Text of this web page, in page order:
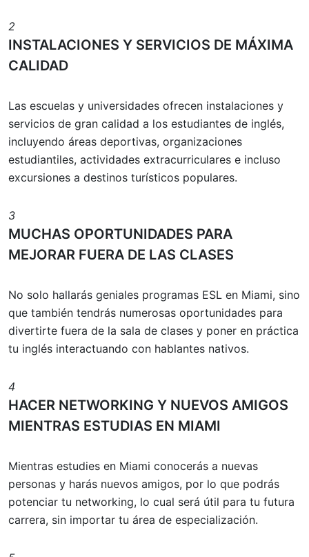
2
INSTALACIONES Y SERVICIOS DE MÁXIMA
CALIDAD
Las escuelas y universidades ofrecen instalaciones y
servicios de gran calidad a los estudiantes de inglés,
incluyendo áreas deportivas, organizaciones
estudiantiles, actividades extracurriculares e incluso
excursiones a destinos turísticos populares.
3
MUCHAS OPORTUNIDADES PARA
MEJORAR FUERA DE LAS CLASES
No solo hallarás geniales programas ESL en Miami, sino
que también tendrás numerosas oportunidades para
divertirte fuera de la sala de clases y poner en práctica
tu inglés interactuando con hablantes nativos.
4
HACER NETWORKING Y NUEVOS AMIGOS
MIENTRAS ESTUDIAS EN MIAMI
Mientras estudies en Miami conocerás a nuevas
personas y harás nuevos amigos, por lo que podrás
potenciar tu networking, lo cual será útil para tu futura
carrera, sin importar tu área de especialización.